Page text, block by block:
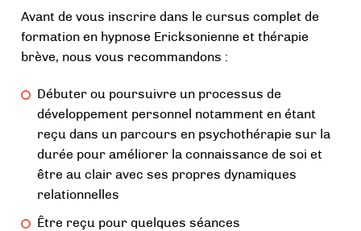
Avant de vous inscrire dans le cursus complet de
formation en hypnose Ericksonienne et thérapie
brève, nous vous recommandons :
Débuter ou poursuivre un processus de
développement personnel notamment en étant
reçu dans un parcours en psychothérapie sur la
durée pour améliorer la connaissance de soi et
être au clair avec ses propres dynamiques
relationnelles
Être reçu pour quelques séances